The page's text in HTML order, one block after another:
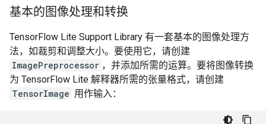
基本的图像处理和转换
TensorFlow Lite Support Library 有一套基本的图像处理方
法，如裁剪和调整大小。要使用它，请创建
ImagePreprocessor ，并添加所需的运算。要将图像转换
为 TensorFlow Lite 解释器所需的张量格式，请创建
TensorImage 用作输入：